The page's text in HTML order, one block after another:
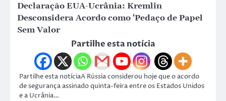
Declaração EUA-Ucrânia: Kremlin
Desconsidera Acordo como ‘Pedaço de Papel
Sem Valor
Partilhe esta notícia
Partilhe esta notíciaA Rússia considerou hoje que o acordo
de segurança assinado quinta-feira entre os Estados Unidos
e a Ucrânia…